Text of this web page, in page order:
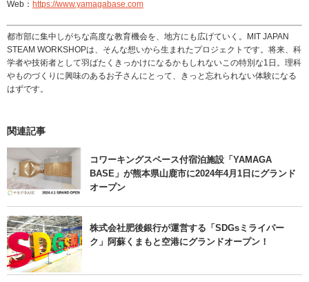
Web： https://www.yamagabase.com
都市部に集中しがちな高度な教育機会を、地方にも広げていく。MIT JAPAN
STEAM WORKSHOPは、そんな想いから生まれたプロジェクトです。将来、科
学者や技術者として羽ばたくきっかけになるかもしれないこの特別な1日。理科
やものづくりに興味のあるお子さんにとって、きっと忘れられない体験になる
はずです。
関連記事
コワーキングスペース付宿泊施設「YAMAGA
BASE」が熊本県山鹿市に2024年4月1日にグランド
オープン
株式会社肥後銀行が運営する「SDGsミライパー
ク」阿蘇くまもと空港にグランドオープン！